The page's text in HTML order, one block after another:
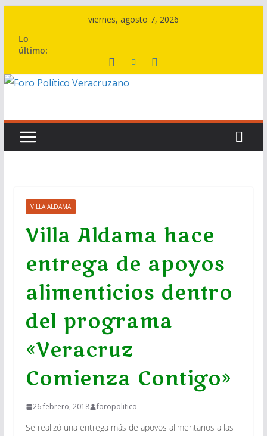
contenido
viernes, agosto 7, 2026
Lo
último:
VILLA ALDAMA
Villa Aldama hace
entrega de apoyos
alimenticios dentro
del programa
«Veracruz
Comienza Contigo»
26 febrero, 2018 foropolitico
Se realizó una entrega más de apoyos alimentarios a las